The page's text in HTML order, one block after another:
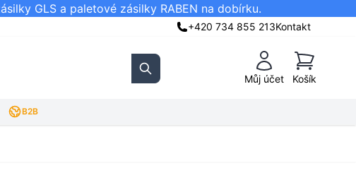
GLS a paletové zásilky RABEN na dobírku.
+420 734 855 213Kontakt
Search Můj účet
Košík
Košík
B2B